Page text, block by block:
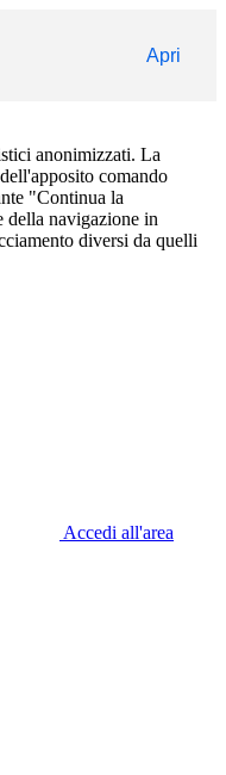
Apri
anonimizzati. La
comando
"Continua la
della navigazione in
diversi da quelli
Accedi all'area